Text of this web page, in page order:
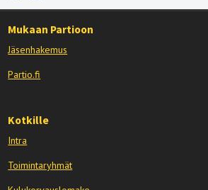
Mukaan Partioon
Jäsenhakemus
Partio.fi
Kotkille
Intra
Toimintaryhmät